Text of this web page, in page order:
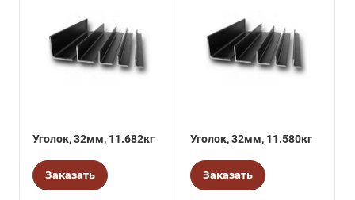
Уголок, 32мм, 11.682кг
Заказать
Уголок, 32мм, 11.580кг
Заказать